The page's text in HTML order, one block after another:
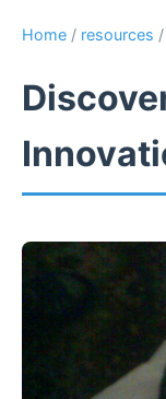
Home / resources /